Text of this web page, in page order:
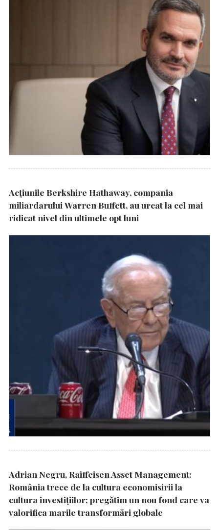
Acțiunile Berkshire Hathaway, compania
miliardarului Warren Buffett, au urcat la cel mai
ridicat nivel din ultimele opt luni
Adrian Negru, Raiffeisen Asset Management:
România trece de la cultura economisirii la
cultura investițiilor; pregătim un nou fond care va
valorifica marile transformări globale